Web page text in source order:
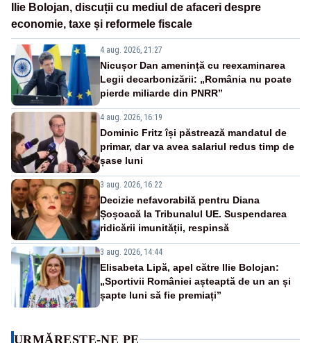
Ilie Bolojan, discuții cu mediul de afaceri despre
economie, taxe și reformele fiscale
4 aug. 2026, 21:27
Nicușor Dan amenință cu reexaminarea
Legii decarbonizării: „România nu poate
pierde miliarde din PNRR”
4 aug. 2026, 16:19
Dominic Fritz își păstrează mandatul de
primar, dar va avea salariul redus timp de
șase luni
3 aug. 2026, 16:22
Decizie nefavorabilă pentru Diana
Șoșoacă la Tribunalul UE. Suspendarea
ridicării imunității, respinsă
3 aug. 2026, 14:44
Elisabeta Lipă, apel către Ilie Bolojan:
„Sportivii României așteaptă de un an și
șapte luni să fie premiați”
URMĂREȘTE-NE PE